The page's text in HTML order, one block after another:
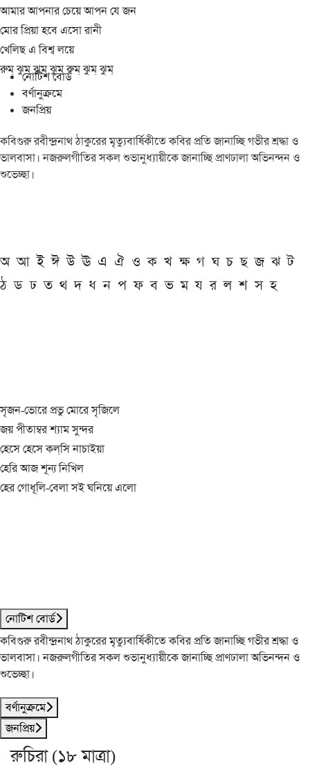
আমার আপনার চেয়ে আপন যে জন
মোর প্রিয়া হবে এসো রানী
খেলিছ এ বিশ্ব লয়ে
রুম্ ঝুম্ ঝুম্ ঝুম্ রুম্ ঝুম্ ঝুম্
নোটিশ বোর্ড
বর্ণানুক্রমে
জনপ্রিয়
কবিগুরু রবীন্দ্রনাথ ঠাকুরের মৃত্যুবার্ষিকীতে কবির প্রতি জানাচ্ছি গভীর শ্রদ্ধা ও
ভালবাসা। নজরুলগীতির সকল শুভানুধ্যায়ীকে জানাচ্ছি প্রাণঢালা অভিনন্দন ও
শুভেচ্ছা।
অ আ ই ঈ উ ঊ এ ঐ ও ক খ ক্ষ গ ঘ চ ছ জ ঝ ট
ঠ ড ঢ ত থ দ ধ ন প ফ ব ভ ম য র ল শ স হ
সৃজন-ভোরে প্রভু মোরে সৃজিলে
জয় পীতাম্বর শ্যাম সুন্দর
হেসে হেসে কল্‌সি নাচাইয়া
হেরি আজ শূন্য নিখিল
হের গোধূলি-বেলা সই ঘনিয়ে এলো
নোটিশ বোর্ড
কবিগুরু রবীন্দ্রনাথ ঠাকুরের মৃত্যুবার্ষিকীতে কবির প্রতি জানাচ্ছি গভীর শ্রদ্ধা ও
ভালবাসা। নজরুলগীতির সকল শুভানুধ্যায়ীকে জানাচ্ছি প্রাণঢালা অভিনন্দন ও
শুভেচ্ছা।
বর্ণানুক্রমে
জনপ্রিয়
রুচিরা (১৮ মাত্রা)